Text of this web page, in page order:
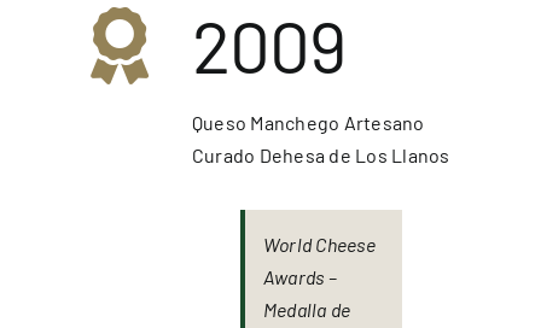
2009
Queso Manchego Artesano
Curado Dehesa de Los Llanos
World Cheese
Awards –
Medalla de